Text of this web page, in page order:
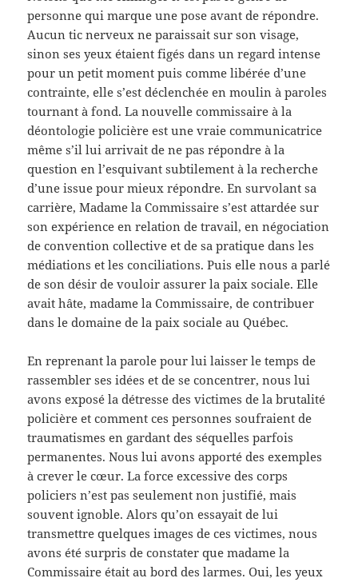
personne qui marque une pose avant de répondre.
Aucun tic nerveux ne paraissait sur son visage,
sinon ses yeux étaient figés dans un regard intense
pour un petit moment puis comme libérée d’une
contrainte, elle s’est déclenchée en moulin à paroles
tournant à fond. La nouvelle commissaire à la
déontologie policière est une vraie communicatrice
même s’il lui arrivait de ne pas répondre à la
question en l’esquivant subtilement à la recherche
d’une issue pour mieux répondre. En survolant sa
carrière, Madame la Commissaire s’est attardée sur
son expérience en relation de travail, en négociation
de convention collective et de sa pratique dans les
médiations et les conciliations. Puis elle nous a parlé
de son désir de vouloir assurer la paix sociale. Elle
avait hâte, madame la Commissaire, de contribuer
dans le domaine de la paix sociale au Québec.
En reprenant la parole pour lui laisser le temps de
rassembler ses idées et de se concentrer, nous lui
avons exposé la détresse des victimes de la brutalité
policière et comment ces personnes soufraient de
traumatismes en gardant des séquelles parfois
permanentes. Nous lui avons apporté des exemples
à crever le cœur. La force excessive des corps
policiers n’est pas seulement non justifié, mais
souvent ignoble. Alors qu’on essayait de lui
transmettre quelques images de ces victimes, nous
avons été surpris de constater que madame la
Commissaire était au bord des larmes. Oui, les yeux